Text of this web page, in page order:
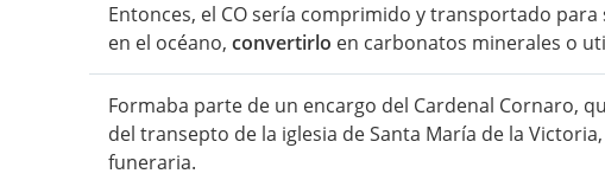
Entonces, el CO sería comprimido y transportado
en el océano, convertirlo en carbonatos minerales o
Formaba parte de un encargo del Cardenal Cornaro,
del transepto de la iglesia de Santa María de la
funeraria.